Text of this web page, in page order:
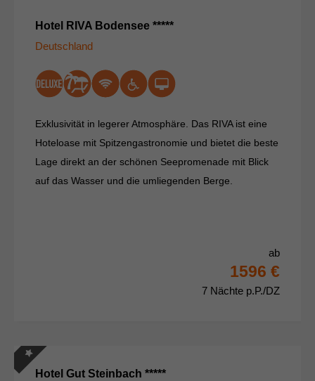
Hotel RIVA Bodensee *****
Deutschland
Exklusivität in legerer Atmosphäre. Das RIVA ist eine
Hoteloase mit Spitzengastronomie und bietet die beste
Lage direkt an der schönen Seepromenade mit Blick
auf das Wasser und die umliegenden Berge.
ab
1596 €
7 Nächte p.P./DZ
Hotel Gut Steinbach *****